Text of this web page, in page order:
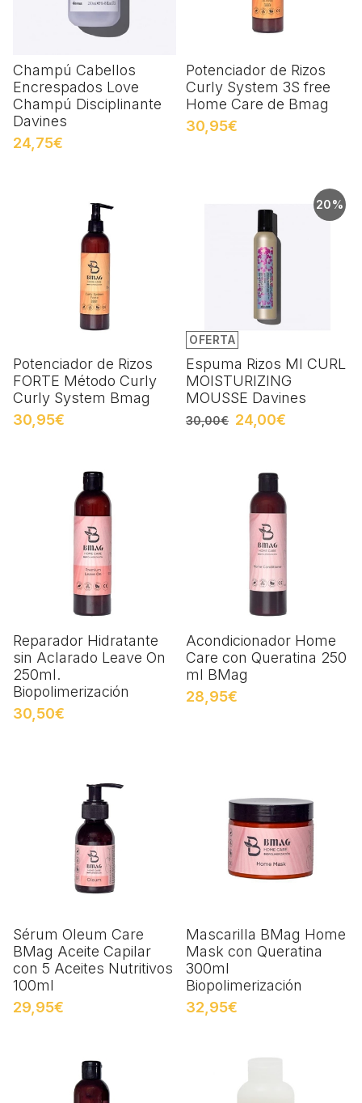
Champú Cabellos
Encrespados Love
Champú Disciplinante
Davines
24,75€
Potenciador de Rizos
Curly System 3S free
Home Care de Bmag
30,95€
Potenciador de Rizos
FORTE Método Curly
Curly System Bmag
30,95€
20%
OFERTA
Espuma Rizos MI CURL
MOISTURIZING
MOUSSE Davines
30,00€ 24,00€
Reparador Hidratante
sin Aclarado Leave On
250ml.
Biopolimerización
30,50€
Acondicionador Home
Care con Queratina 250
ml BMag
28,95€
Sérum Oleum Care
BMag Aceite Capilar
con 5 Aceites Nutritivos
100ml
29,95€
Mascarilla BMag Home
Mask con Queratina
300ml
Biopolimerización
32,95€